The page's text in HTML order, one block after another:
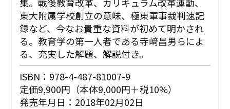
東大附属学校創立の意味、極東軍事裁判速記
録など、今なお貴重な資料が初めて明かされ
る。教育学の第一人者である寺﨑昌男らによ
る、充実した解題、解説付き。
ISBN：978-4-487-81007-9
定価9,900円（本体9,000円＋税10%）
発売年月日：2018年02月02日